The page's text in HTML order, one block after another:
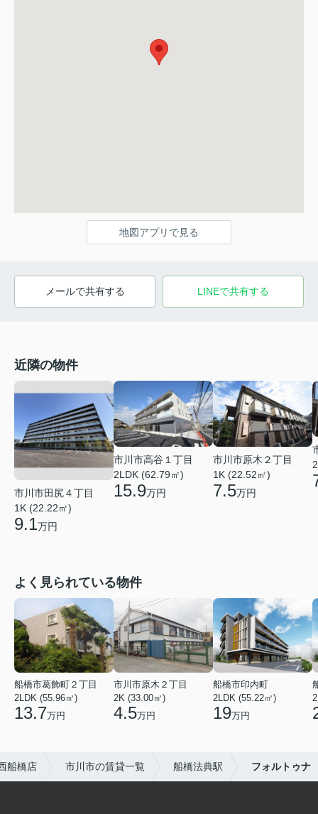
地図アプリで見る
メールで共有する LINEで共有する
近隣の物件
市川市田尻４丁目
1K (22.22㎡)
9.1万円
市川市高谷１丁目
2LDK (62.79㎡)
15.9万円
市川市原木２丁目
1K (22.52㎡)
7.5万円
よく見られている物件
船橋市葛飾町２丁目
2LDK (55.96㎡)
13.7万円
市川市原木２丁目
2K (33.00㎡)
4.5万円
船橋市印内町
2LDK (55.22㎡)
19万円
船橋店 市川市の賃貸一覧 船橋法典駅 フォルトゥナ